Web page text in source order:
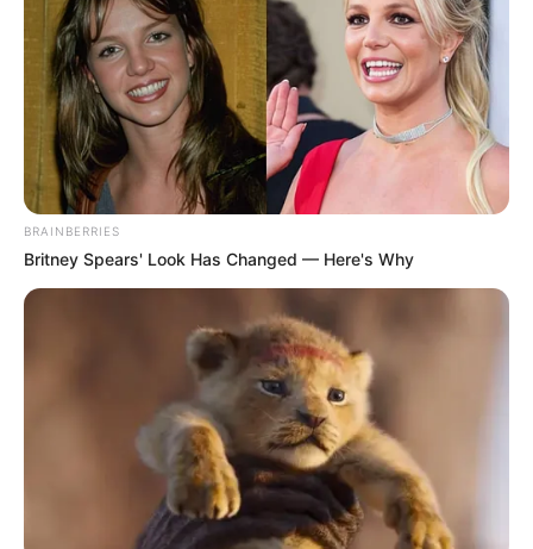
Characters
BRAINBERRIES
Why this ordinary drink is the secret to feeling
BRAINBERRIES
Britney Spears' Look Has Changed — Here's Why